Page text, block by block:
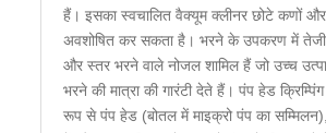
हैं। इसका स्वचालित वैक्यूम क्लीनर छोटे कणों और
अवशोषित कर सकता है। भरने के उपकरण में
और स्तर भरने वाले नोजल शामिल हैं जो उच्च
भरने की मात्रा की गारंटी देते हैं। पंप हेड
रूप से पंप हेड (बोतल में माइक्रो पंप का सम्मिलन),